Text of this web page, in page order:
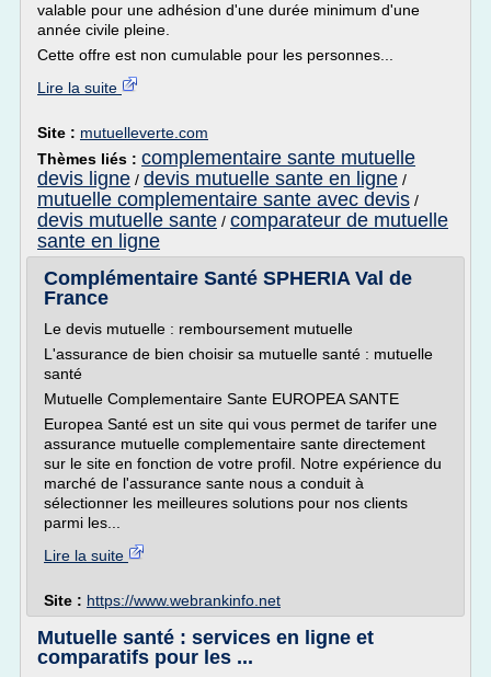
valable pour une adhésion d'une durée minimum d'une
année civile pleine.
Cette offre est non cumulable pour les personnes...
Lire la suite
Site : mutuelleverte.com
Thèmes liés : complementaire sante mutuelle
devis ligne / devis mutuelle sante en ligne /
mutuelle complementaire sante avec devis /
devis mutuelle sante / comparateur de mutuelle
sante en ligne
Complémentaire Santé SPHERIA Val de
France
Le devis mutuelle : remboursement mutuelle
L'assurance de bien choisir sa mutuelle santé : mutuelle
santé
Mutuelle Complementaire Sante EUROPEA SANTE
Europea Santé est un site qui vous permet de tarifer une
assurance mutuelle complementaire sante directement
sur le site en fonction de votre profil. Notre expérience du
marché de l'assurance sante nous a conduit à
sélectionner les meilleures solutions pour nos clients
parmi les...
Lire la suite
Site : https://www.webrankinfo.net
Mutuelle santé : services en ligne et
comparatifs pour les ...